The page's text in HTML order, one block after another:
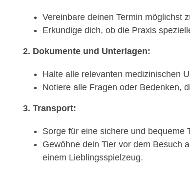
Vereinbare deinen Termin möglichst
Erkundige dich, ob die Praxis
2. Dokumente und Unterlagen:
Halte alle relevanten medizinischen
Notiere alle Fragen oder Bedenken,
3. Transport:
Sorge für eine sichere und bequeme
Gewöhne dein Tier vor dem Besuch
einem Lieblingsspielzeug.